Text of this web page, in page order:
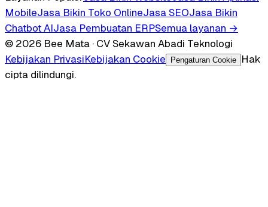
MobileJasa Bikin Toko OnlineJasa SEOJasa Bikin
Chatbot AIJasa Pembuatan ERPSemua layanan →
© 2026 Bee Mata · CV Sekawan Abadi Teknologi
Kebijakan PrivasiKebijakan Cookie Pengaturan Cookie
Hak
cipta dilindungi.